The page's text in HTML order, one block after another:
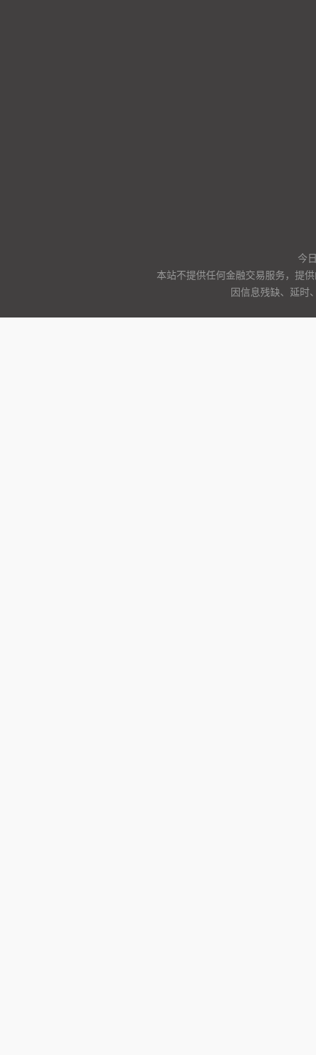
今
本站不提供任何金融交易服务，提
因信息残缺、延时